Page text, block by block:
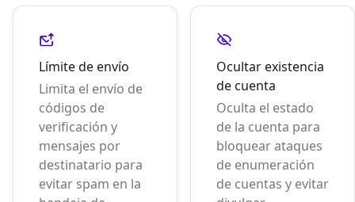
Límite de envío
Limita el envío de
códigos de
verificación y
mensajes por
destinatario para
evitar spam en la
Ocultar existencia
de cuenta
Oculta el estado
de la cuenta para
bloquear ataques
de enumeración
de cuentas y evitar